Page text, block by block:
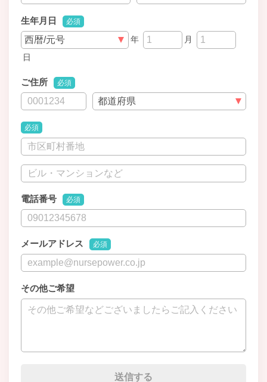
生年月日 必須
年
月
日
ご住所 必須
必須
電話番号 必須
メールアドレス 必須
その他ご希望